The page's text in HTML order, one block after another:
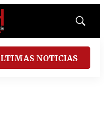
Mostrar
NOTICIAS